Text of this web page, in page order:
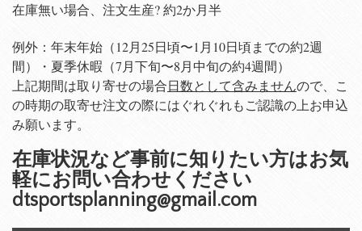
在庫無い場合、注文生産? 約2か月半
例外：年末年始（12月25日頃〜1月10日頃までの約2週
間）・夏季休暇（7月下旬〜8月中旬の約4週間）
上記期間は取り寄せの場合日数として含みませんので、こ
の時期の取寄せ注文の際にはぐれぐれもご認識の上お申込
み願います。
在庫状況など事前に知りたい方はお気
軽にお問い合わせください
dtsportsplanning@gmail.com